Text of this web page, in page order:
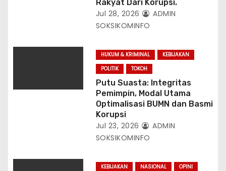
Rakyat Dari Korupsi.
Jul 28, 2026
ADMIN
SOKSIKOMINFO
HUKUM & KRIMINAL
KEBIJAKAN
POLITIK
TOKOH
Putu Suasta: Integritas
Pemimpin, Modal Utama
Optimalisasi BUMN dan Basmi
Korupsi
Jul 23, 2026
ADMIN
SOKSIKOMINFO
KEBIJAKAN NASIONAL
OPINI